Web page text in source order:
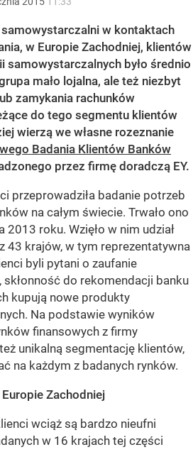
w kontaktach
w Europie Zachodniej, klientów
samowystarczalnych było średnio
mało lojalna, ale też niezbyt
zamykania rachunków
do tego segmentu klientów
wierzą we własne rozeznanie
Badania Klientów Banków
przez firmę doradczą EY.
przeprowadziła badanie potrzeb
na całym świecie. Trwało ono
roku. Wzięło w nim udział
43 krajów, w tym reprezentatywna
byli pytani o zaufanie
do rekomendacji banku
kupują nowe produkty
Na podstawie wyników
finansowych z firmy
unikalną segmentację klientów,
na każdym z badanych rynków.
Zachodniej
wciąż są bardzo nieufni
w 16 krajach tej części